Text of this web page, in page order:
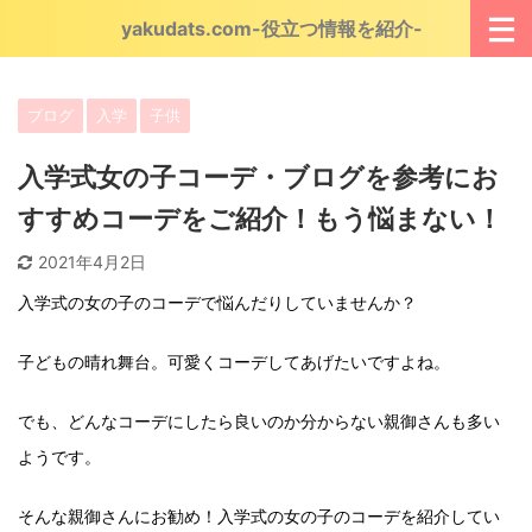
yakudats.com-役立つ情報を紹介-
ブログ 入学 子供
入学式女の子コーデ・ブログを参考にお
すすめコーデをご紹介！もう悩まない！
2021年4月2日
入学式の女の子のコーデで悩んだりしていませんか？
子どもの晴れ舞台。可愛くコーデしてあげたいですよね。
でも、どんなコーデにしたら良いのか分からない親御さんも多い
ようです。
そんな親御さんにお勧め！入学式の女の子のコーデを紹介してい